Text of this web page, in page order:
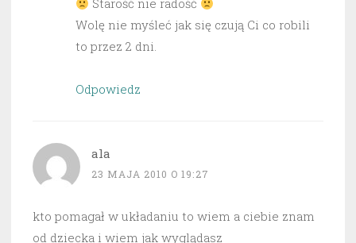
Starość nie radość
Wolę nie myśleć jak się czują Ci co robili
to przez 2 dni.
Odpowiedz
ala
23 MAJA 2010 O 19:27
kto pomagał w układaniu to wiem a ciebie znam
od dziecka i wiem jak wyglądasz